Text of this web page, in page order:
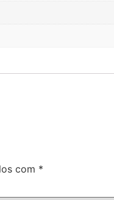
com *